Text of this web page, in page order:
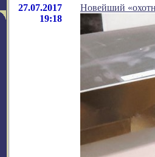
27.07.2017
19:18
Новейший